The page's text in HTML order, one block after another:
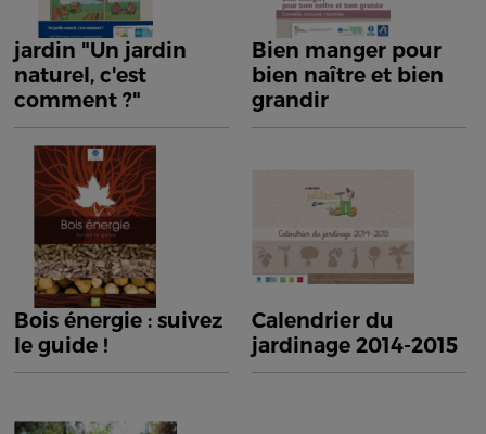
jardin "Un jardin
naturel, c'est
comment ?"
Bien manger pour
bien naître et bien
grandir
Bois énergie : suivez
le guide !
Calendrier du
jardinage 2014-2015